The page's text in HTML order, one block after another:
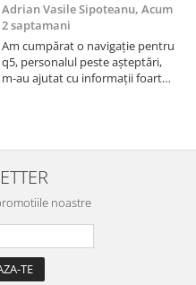
Adrian Vasile Sipoteanu, Acum
2 saptamani
Am cumpărat o navigație pentru
q5, personalul peste așteptări,
m-au ajutat cu informații foarte
noastre